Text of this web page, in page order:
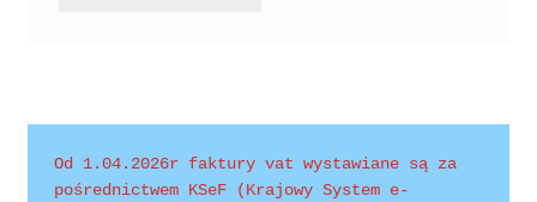
Product Category Shortcode
Od 1.04.2026r faktury vat wystawiane są za
pośrednictwem KSeF (Krajowy System e-